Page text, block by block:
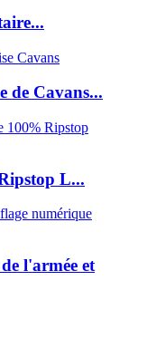
de Cavans...
L...
l'armée et